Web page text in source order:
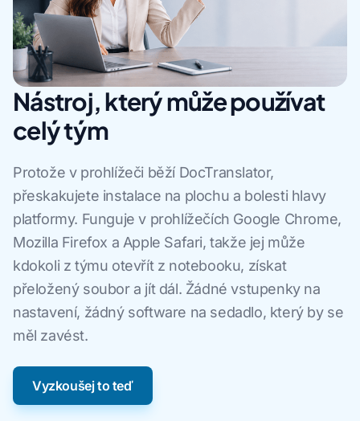
Nástroj, který může používat
celý tým
Protože v prohlížeči běží DocTranslator,
přeskakujete instalace na plochu a bolesti hlavy
platformy. Funguje v prohlížečích Google Chrome,
Mozilla Firefox a Apple Safari, takže jej může
kdokoli z týmu otevřít z notebooku, získat
přeložený soubor a jít dál. Žádné vstupenky na
nastavení, žádný software na sedadlo, který by se
měl zavést.
Vyzkoušej to teď